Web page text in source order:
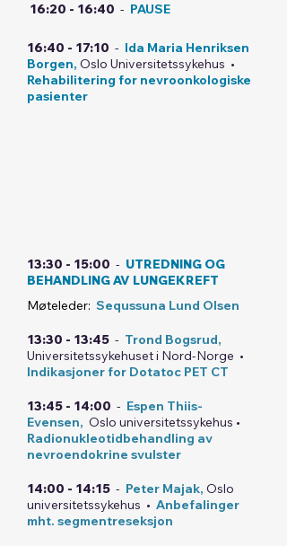
16:20 - 16:40 - PAUSE
16:40 - 17:10 - Ida Maria Henriksen
Borgen, Oslo Universitetssykehus •
Rehabilitering for nevroonkologiske
pasienter
13:30 - 15:00 - UTREDNING OG
BEHANDLING AV LUNGEKREFT
Møteleder: Sequssuna Lund Olsen
13:30 - 13:45 - Trond Bogsrud,
Universitetssykehuset i Nord-Norge •
Indikasjoner for Dotatoc PET CT
13:45 - 14:00 - Espen Thiis-
Evensen, Oslo universitetssykehus •
Radionukleotidbehandling av
nevroendokrine svulster
14:00 - 14:15 - Peter Majak, Oslo
universitetssykehus • Anbefalinger
mht. segmentreseksjon